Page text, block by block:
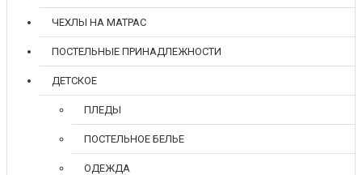
ЧЕХЛЫ НА МАТРАС
ПОСТЕЛЬНЫЕ ПРИНАДЛЕЖНОСТИ
ДЕТСКОЕ
ПЛЕДЫ
ПОСТЕЛЬНОЕ БЕЛЬЕ
ОДЕЖДА